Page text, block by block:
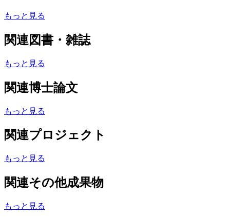
もっと見る
関連図書・雑誌
もっと見る
関連博士論文
もっと見る
関連プロジェクト
もっと見る
関連その他成果物
もっと見る